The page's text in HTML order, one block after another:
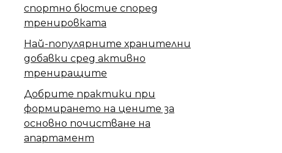
спортно бюстие според
тренировката
Най-популярните хранителни
добавки сред активно
трениращите
Добрите практики при
формирането на цените за
основно почистване на
апартамент